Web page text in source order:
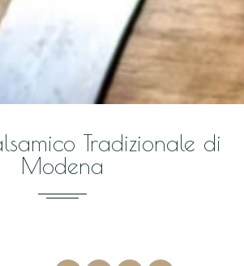
Tradizionale di
Modena